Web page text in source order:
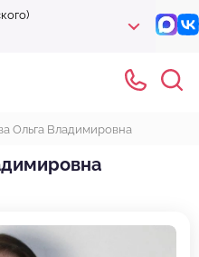
Ольга Владимировна